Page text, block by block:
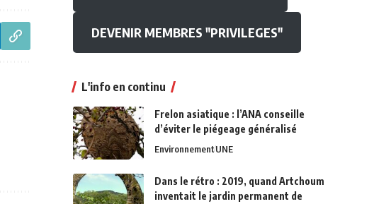
DEVENIR MEMBRES "PRIVILEGES"
L'info en continu
Frelon asiatique : l’ANA conseille
d’éviter le piégeage généralisé
EnvironnementUNE
Dans le rétro : 2019, quand Artchoum
inventait le jardin permanent de